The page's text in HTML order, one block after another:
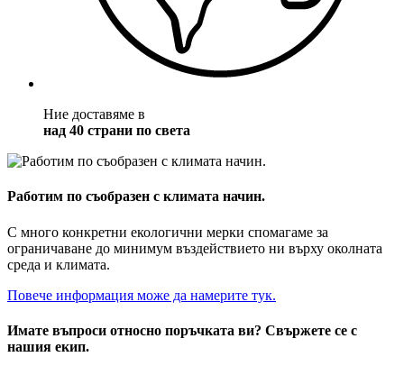
Ние доставяме в
над 40 страни по света
Работим по съобразен с климата начин.
С много конкретни екологични мерки спомагаме за
ограничаване до минимум въздействието ни върху околната
среда и климата.
Повече информация може да намерите тук.
Имате въпроси относно поръчката ви? Свържете се с
нашия екип.